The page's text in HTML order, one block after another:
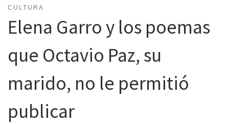
CULTURA
Elena Garro y los poemas
que Octavio Paz, su
marido, no le permitió
publicar